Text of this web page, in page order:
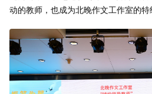
动的教师，也成为北晚作文工作室的特